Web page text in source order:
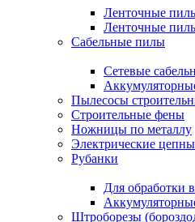
Ленточные
Ленточные
Сабельные пилы
Сетевые
Пылесосы
Строительные фены
Ножницы по металлу
Электрические
Рубанки
Для обработки
Штроборезы